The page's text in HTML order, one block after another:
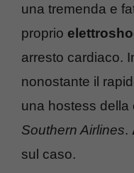
una tremenda e
proprio
arresto cardiaco.
nonostante il
una hostess della
Southern Airlines.
sul caso.